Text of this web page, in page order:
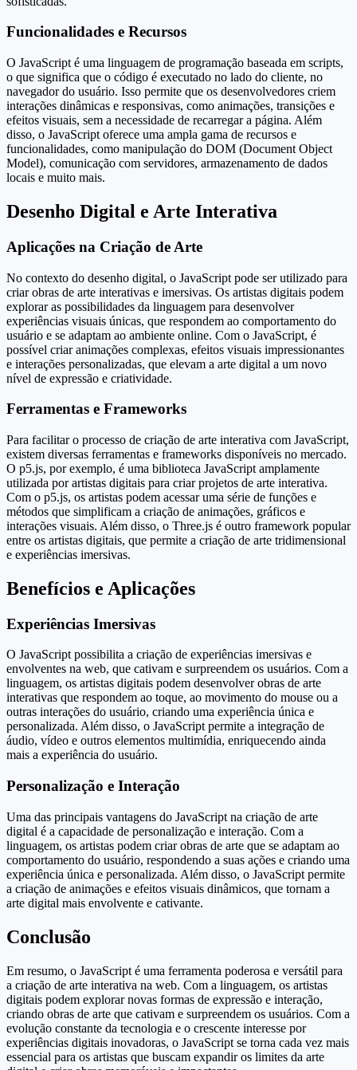
Funcionalidades e Recursos
O JavaScript é uma linguagem de programação baseada em scripts,
o que significa que o código é executado no lado do cliente, no
navegador do usuário. Isso permite que os desenvolvedores criem
interações dinâmicas e responsivas, como animações, transições e
efeitos visuais, sem a necessidade de recarregar a página. Além
disso, o JavaScript oferece uma ampla gama de recursos e
funcionalidades, como manipulação do DOM (Document Object
Model), comunicação com servidores, armazenamento de dados
locais e muito mais.
Desenho Digital e Arte Interativa
Aplicações na Criação de Arte
No contexto do desenho digital, o JavaScript pode ser utilizado para
criar obras de arte interativas e imersivas. Os artistas digitais podem
explorar as possibilidades da linguagem para desenvolver
experiências visuais únicas, que respondem ao comportamento do
usuário e se adaptam ao ambiente online. Com o JavaScript, é
possível criar animações complexas, efeitos visuais impressionantes
e interações personalizadas, que elevam a arte digital a um novo
nível de expressão e criatividade.
Ferramentas e Frameworks
Para facilitar o processo de criação de arte interativa com JavaScript,
existem diversas ferramentas e frameworks disponíveis no mercado.
O p5.js, por exemplo, é uma biblioteca JavaScript amplamente
utilizada por artistas digitais para criar projetos de arte interativa.
Com o p5.js, os artistas podem acessar uma série de funções e
métodos que simplificam a criação de animações, gráficos e
interações visuais. Além disso, o Three.js é outro framework popular
entre os artistas digitais, que permite a criação de arte tridimensional
e experiências imersivas.
Benefícios e Aplicações
Experiências Imersivas
O JavaScript possibilita a criação de experiências imersivas e
envolventes na web, que cativam e surpreendem os usuários. Com a
linguagem, os artistas digitais podem desenvolver obras de arte
interativas que respondem ao toque, ao movimento do mouse ou a
outras interações do usuário, criando uma experiência única e
personalizada. Além disso, o JavaScript permite a integração de
áudio, vídeo e outros elementos multimídia, enriquecendo ainda
mais a experiência do usuário.
Personalização e Interação
Uma das principais vantagens do JavaScript na criação de arte
digital é a capacidade de personalização e interação. Com a
linguagem, os artistas podem criar obras de arte que se adaptam ao
comportamento do usuário, respondendo a suas ações e criando uma
experiência única e personalizada. Além disso, o JavaScript permite
a criação de animações e efeitos visuais dinâmicos, que tornam a
arte digital mais envolvente e cativante.
Conclusão
Em resumo, o JavaScript é uma ferramenta poderosa e versátil para
a criação de arte interativa na web. Com a linguagem, os artistas
digitais podem explorar novas formas de expressão e interação,
criando obras de arte que cativam e surpreendem os usuários. Com a
evolução constante da tecnologia e o crescente interesse por
experiências digitais inovadoras, o JavaScript se torna cada vez mais
essencial para os artistas que buscam expandir os limites da arte